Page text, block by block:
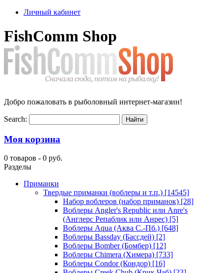
Личный кабинет
FishComm Shop
Добро пожаловать в рыболовный интернет-магазин!
Search:
Моя корзина
0 товаров - 0 руб.
Разделы
Приманки
Твердые приманки (воблеры и т.п.) [14545]
Набор воблеров (набор приманок) [28]
Воблеры Angler's Republic или Anre's
(Англерс Репаблик или Анрес) [5]
Воблеры Aqua (Аква С.-Пб.) [648]
Воблеры Bassday (Бассдей) [2]
Воблеры Bomber (Бомбер) [12]
Воблеры Chimera (Химера) [733]
Воблеры Condor (Кондор) [16]